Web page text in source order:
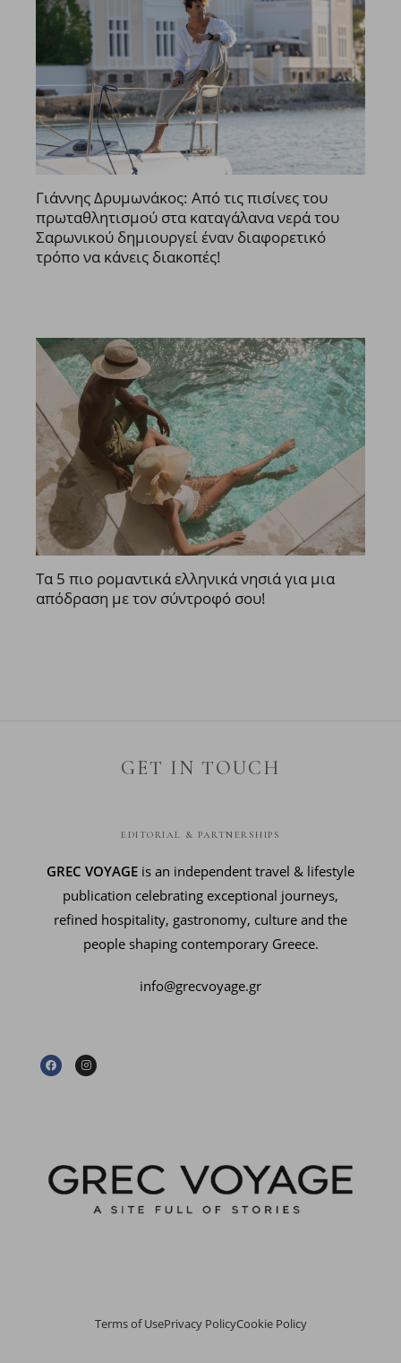
Γιάννης Δρυμωνάκος: Από τις πισίνες του
πρωταθλητισμού στα καταγάλανα νερά του
Σαρωνικού δημιουργεί έναν διαφορετικό
τρόπο να κάνεις διακοπές!
Τα 5 πιο ρομαντικά ελληνικά νησιά για μια
απόδραση με τον σύντροφό σου!
GET IN TOUCH
EDITORIAL & PARTNERSHIPS
GREC VOYAGE is an independent travel & lifestyle
publication celebrating exceptional journeys,
refined hospitality, gastronomy, culture and the
people shaping contemporary Greece.
info@grecvoyage.gr
Terms of UsePrivacy PolicyCookie Policy